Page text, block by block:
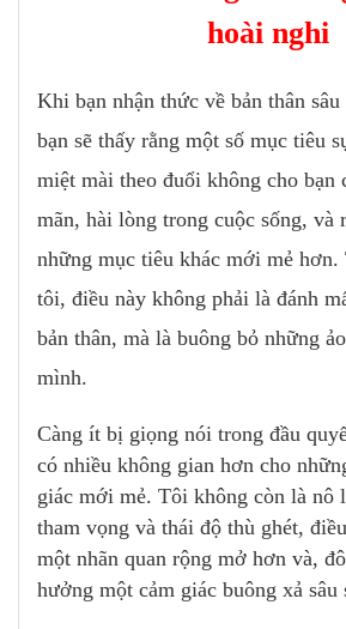
hoài nghi
Khi bạn nhận thức về bản thân
bạn sẽ thấy rằng một số mục tiêu
miệt mài theo đuổi không cho bạn
mãn, hài lòng trong cuộc sống, và
những mục tiêu khác mới mẻ
tôi, điều này không phải là đánh
bản thân, mà là buông bỏ những
mình.
Càng ít bị giọng nói trong đầu
có nhiều không gian hơn cho
giác mới mẻ. Tôi không còn là nô
tham vọng và thái độ thù ghét,
một nhãn quan rộng mở hơn và,
hưởng một cảm giác buông xả sâu